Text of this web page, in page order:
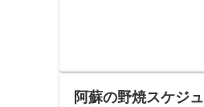
阿蘇の野焼スケジ